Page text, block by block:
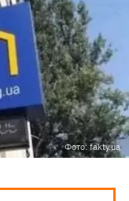
Фото: fakty.ua